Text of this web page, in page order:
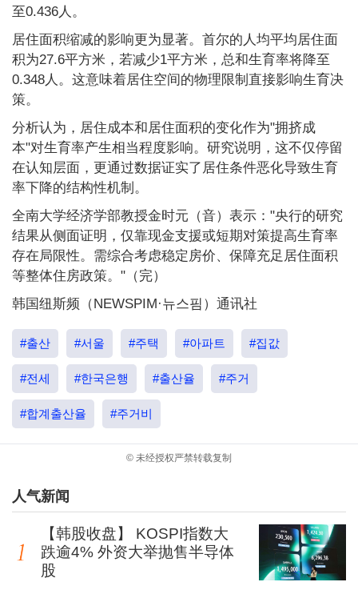
至0.436人。
居住面积缩减的影响更为显著。首尔的人均平均居住面
积为27.6平方米，若减少1平方米，总和生育率将降至
0.348人。这意味着居住空间的物理限制直接影响生育决
策。
分析认为，居住成本和居住面积的变化作为"拥挤成
本"对生育率产生相当程度影响。研究说明，这不仅停留
在认知层面，更通过数据证实了居住条件恶化导致生育
率下降的结构性机制。
全南大学经济学部教授金时元（音）表示："央行的研究
结果从侧面证明，仅靠现金支援或短期对策提高生育率
存在局限性。需综合考虑稳定房价、保障充足居住面积
等整体住房政策。"（完）
韩国纽斯频（NEWSPIM·뉴스핌）通讯社
#출산 #서울 #주택 #아파트 #집값
#전세 #한국은행 #출산율 #주거
#합계출산율 #주거비
© 未经授权严禁转载复制
人气新闻
【韩股收盘】 KOSPI指数大
跌逾4% 外资大举抛售半导体
股